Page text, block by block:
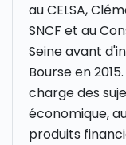
au CELSA,
SNCF et au
Seine avant
Bourse en
charge des
économique,
produits